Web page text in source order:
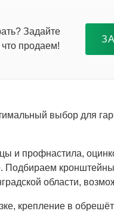
Задайте
продаем!
выбор для
и профнастила,
Подбираем
области,
крепление в